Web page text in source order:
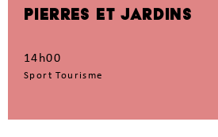
PIERRES ET JARDINS
14h00
Sport Tourisme